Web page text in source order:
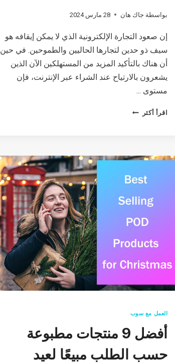
بواسطة جاك هان 28 مارس 2024
إن صعود التجارة الإلكترونية الذي لا يمكن إيقافه هو
سيف ذو حدين لتجارها الحاليين والطموحين. في حين
أن هناك بالتأكيد المزيد من المستهلكين الآن الذين
يشعرون بالارتياح عند الشراء عبر الإنترنت، فإن
مستوى ...
اقرأ أكثر
كيفية
للتجارة
7
خطوات
العمل مع سوب
أفضل 9 منتجات مطبوعة
حسب الطلب مبيعًا لعيد